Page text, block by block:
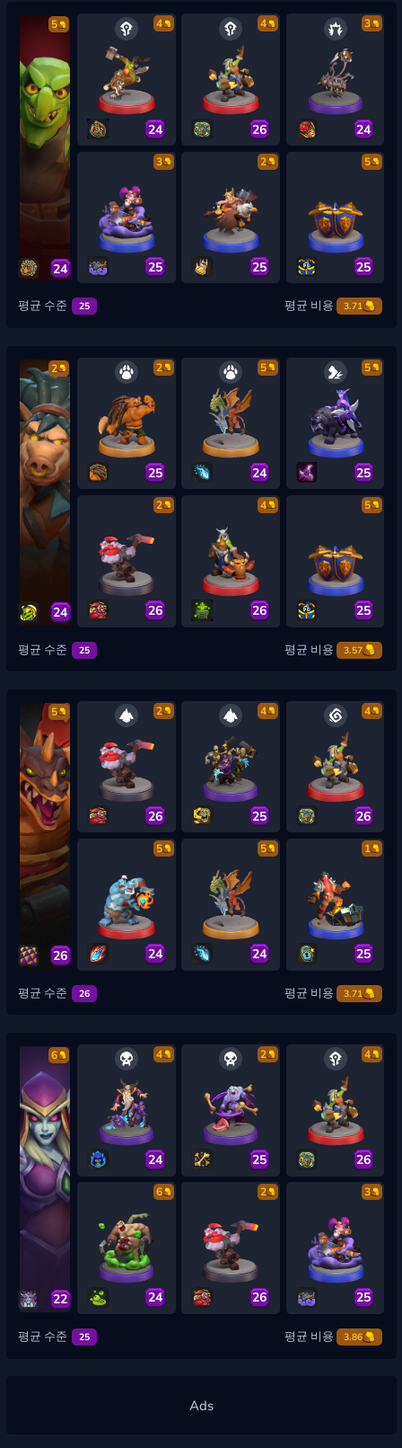
5
24
4
24
4
26
3
24
3
25
2
25
5
25
평균 수준 25 평균 비용 3.71
2
24
2
25
5
24
5
25
2
26
4
26
5
25
평균 수준 25 평균 비용 3.57
5
26
2
26
4
25
4
26
5
24
5
24
1
25
평균 수준 26 평균 비용 3.71
6
22
4
24
2
25
4
26
6
24
2
26
3
25
평균 수준 25 평균 비용 3.86